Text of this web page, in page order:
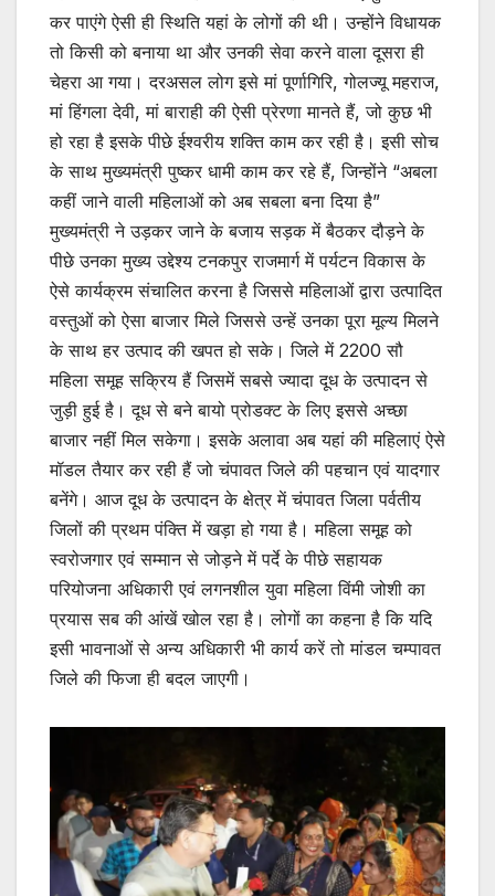
कर पाएंगे ऐसी ही स्थिति यहां के लोगों की थी। उन्होंने विधायक
तो किसी को बनाया था और उनकी सेवा करने वाला दूसरा ही
चेहरा आ गया। दरअसल लोग इसे मां पूर्णागिरि, गोलज्यू महराज,
मां हिंगला देवी, मां बाराही की ऐसी प्रेरणा मानते हैं, जो कुछ भी
हो रहा है इसके पीछे ईश्वरीय शक्ति काम कर रही है। इसी सोच
के साथ मुख्यमंत्री पुष्कर धामी काम कर रहे हैं, जिन्होंने “अबला
कहीं जाने वाली महिलाओं को अब सबला बना दिया है”
मुख्यमंत्री ने उड़कर जाने के बजाय सड़क में बैठकर दौड़ने के
पीछे उनका मुख्य उद्देश्य टनकपुर राजमार्ग में पर्यटन विकास के
ऐसे कार्यक्रम संचालित करना है जिससे महिलाओं द्वारा उत्पादित
वस्तुओं को ऐसा बाजार मिले जिससे उन्हें उनका पूरा मूल्य मिलने
के साथ हर उत्पाद की खपत हो सके। जिले में 2200 सौ
महिला समूह सक्रिय हैं जिसमें सबसे ज्यादा दूध के उत्पादन से
जुड़ी हुई है। दूध से बने बायो प्रोडक्ट के लिए इससे अच्छा
बाजार नहीं मिल सकेगा। इसके अलावा अब यहां की महिलाएं ऐसे
मॉडल तैयार कर रही हैं जो चंपावत जिले की पहचान एवं यादगार
बनेंगे। आज दूध के उत्पादन के क्षेत्र में चंपावत जिला पर्वतीय
जिलों की प्रथम पंक्ति में खड़ा हो गया है। महिला समूह को
स्वरोजगार एवं सम्मान से जोड़ने में पर्दे के पीछे सहायक
परियोजना अधिकारी एवं लगनशील युवा महिला विंमी जोशी का
प्रयास सब की आंखें खोल रहा है। लोगों का कहना है कि यदि
इसी भावनाओं से अन्य अधिकारी भी कार्य करें तो मांडल चम्पावत
जिले की फिजा ही बदल जाएगी।